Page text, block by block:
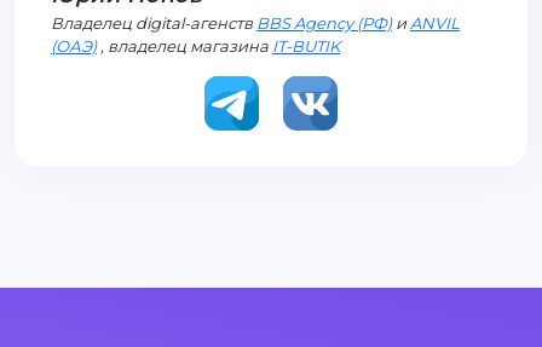
Владелец digital-агенств BBS Agency (РФ)иANVIL
(ОАЭ), владелец магазина IT-BUTIK